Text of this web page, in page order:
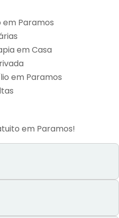
em Paramos
em Casa
em Paramos
em Paramos!